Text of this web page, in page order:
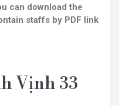
can download the
staffs by PDF link
Vịnh 33